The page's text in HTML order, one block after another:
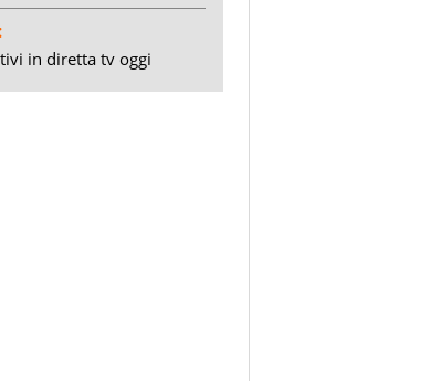
in diretta tv oggi